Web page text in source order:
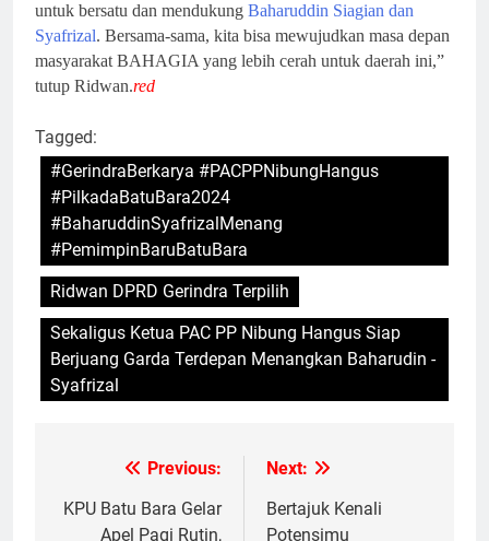
untuk bersatu dan mendukung Baharuddin Siagian dan
Syafrizal. Bersama-sama, kita bisa mewujudkan masa depan
masyarakat BAHAGIA yang lebih cerah untuk daerah ini,”
tutup Ridwan.red
Tagged:
#GerindraBerkarya #PACPPNibungHangus
#PilkadaBatuBara2024
#BaharuddinSyafrizalMenang
#PemimpinBaruBatuBara
Ridwan DPRD Gerindra Terpilih
Sekaligus Ketua PAC PP Nibung Hangus Siap
Berjuang Garda Terdepan Menangkan Baharudin -
Syafrizal
Navigasi
pos
Previous:
KPU Batu Bara Gelar
Apel Pagi Rutin,
Next:
Bertajuk Kenali
Potensimu